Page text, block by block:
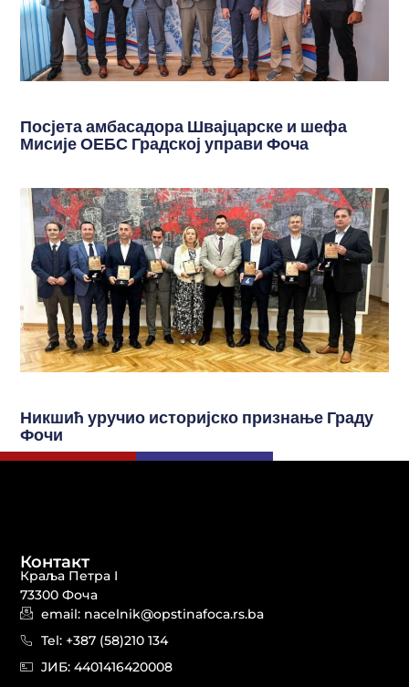
Посјета амбасадора Швајцарске и шефа
Мисије ОЕБС Градској управи Фоча
Никшић уручио историјско признање Граду
Фочи
Контакт
Краља Петра I
73300 Фоча
email: nacelnik@opstinafoca.rs.ba
Tel: +387 (58)210 134
JИБ: 44014164​20008